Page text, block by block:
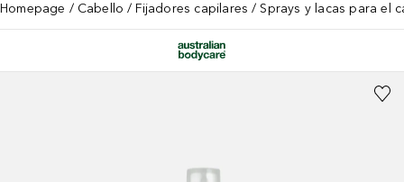
Homepage Cabello Fijadores capilares Sprays y lacas para el